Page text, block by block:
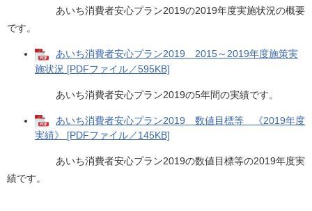
あいち消費者安心プラン2019の2019年度実施状況の概要
です。
あいち消費者安心プラン2019 2015～2019年度施策実
施状況 [PDFファイル／595KB]
あいち消費者安心プラン2019の5年間の実績です。
あいち消費者安心プラン2019 数値目標等 《2019年度
実績》 [PDFファイル／145KB]
あいち消費者安心プラン2019の数値目標等の2019年度実
績です。